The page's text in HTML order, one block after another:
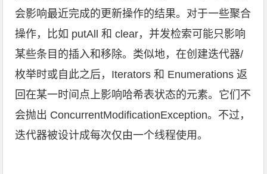
会影响最近完成的更新操作的结果。对于一些聚合
操作，比如 putAll 和 clear，并发检索可能只影响
某些条目的插入和移除。类似地，在创建迭代器/
枚举时或自此之后，Iterators 和 Enumerations 返
回在某一时间点上影响哈希表状态的元素。它们不
会抛出 ConcurrentModificationException。不过，
迭代器被设计成每次仅由一个线程使用。